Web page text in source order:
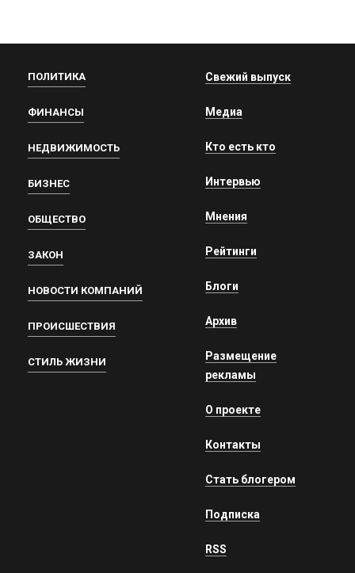
ПОЛИТИКА
ФИНАНСЫ
НЕДВИЖИМОСТЬ
БИЗНЕС
ОБЩЕСТВО
ЗАКОН
НОВОСТИ КОМПАНИЙ
ПРОИСШЕСТВИЯ
СТИЛЬ ЖИЗНИ
Свежий выпуск
Медиа
Кто есть кто
Интервью
Мнения
Рейтинги
Блоги
Архив
Размещение
рекламы
О проекте
Контакты
Стать блогером
Подписка
RSS